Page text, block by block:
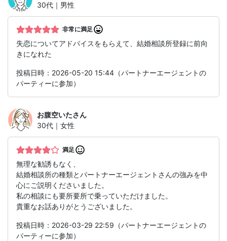
30代｜男性
非常に満足
失恋についてアドバイスをもらえて、結婚相談所登録に前向
きになれた
投稿日時：2026-05-20 15:44（パートナーエージェントの
パーティーに参加）
お腹空いたさん
30代｜女性
満足
無理な勧誘もなく、
結婚相談所の種類とパートナーエージェントさんの強みを中
心にご説明くださいました。
私の相談にも要所要所で乗っていただけました。
貴重なお話ありがとうございました。
投稿日時：2026-03-29 22:59（パートナーエージェントの
パーティーに参加）